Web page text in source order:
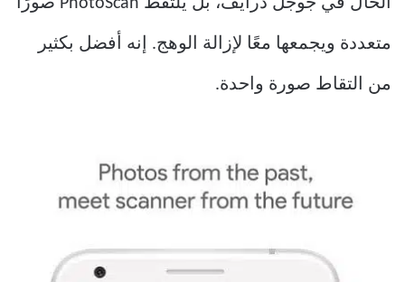
الحال في جوجل درايف، بل يلتقط PhotoScan صورًا
متعددة ويجمعها معًا لإزالة الوهج. إنه أفضل بكثير
من التقاط صورة واحدة.